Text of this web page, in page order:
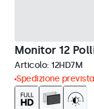
Monitor 12
Articolo: 12HD7M
Spedizione